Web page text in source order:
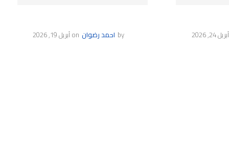
أبريل 24, 2026 by احمد رضوان onأبريل 19, 2026